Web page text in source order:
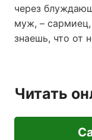
через
муж, –
знаешь, что от
Читать